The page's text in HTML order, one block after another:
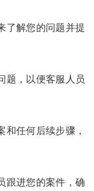
了解您的问题并提
题，以便客服人员
和任何后续步骤，
跟进您的案件，确